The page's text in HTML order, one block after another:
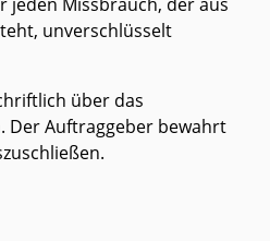
unverschlüsselt
über das
Der Auftraggeber bewahrt